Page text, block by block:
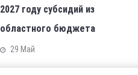
2027 году субсидий из
областного бюджета
29 Май